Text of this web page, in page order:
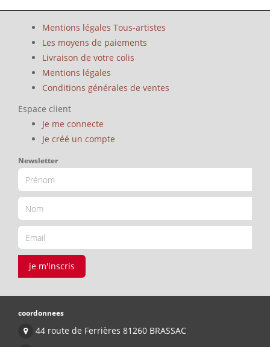
Mentions légales Tous-artistes
Les moyens de paiements
Livraison de votre colis
Mentions légales
Conditions générales de ventes
Espace client
Je me connecte
Je créé un compte
Newsletter
je m'inscris
coordonnees
44 route de Ferrières 81260 BRASSAC